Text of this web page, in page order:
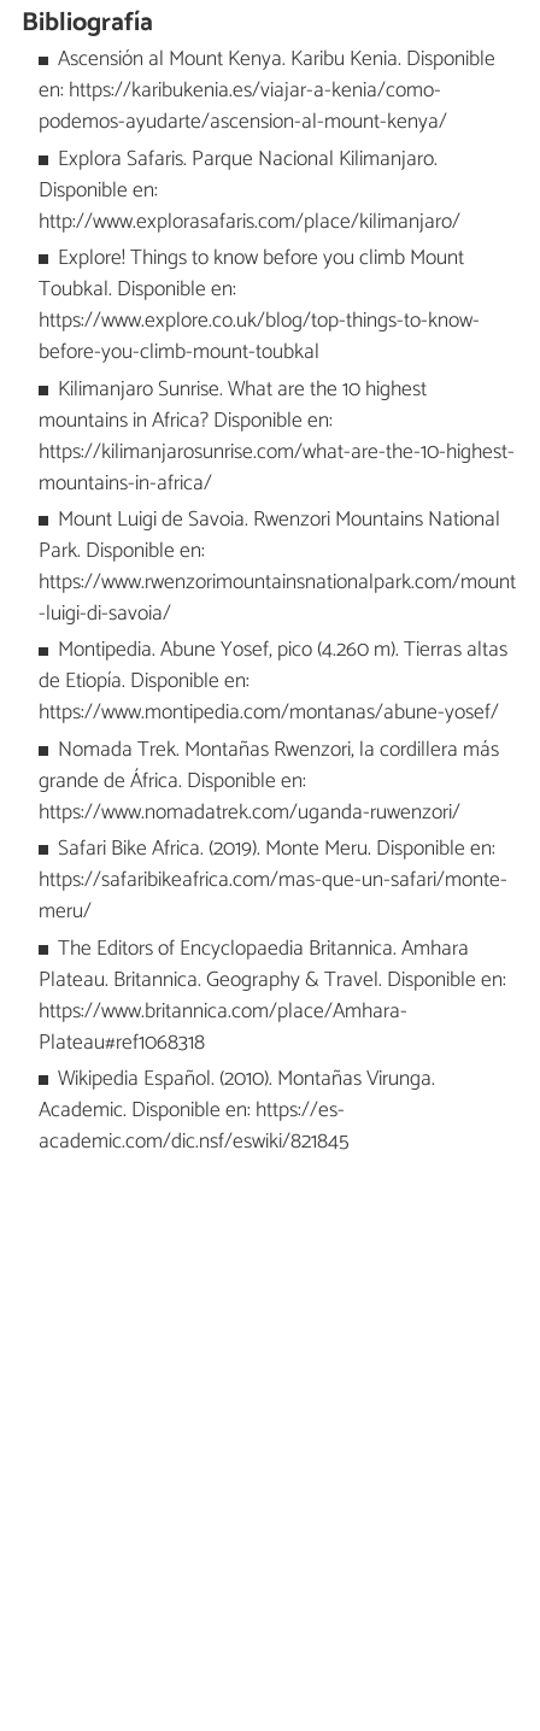
Bibliografía
Ascensión al Mount Kenya. Karibu Kenia. Disponible
en: https://karibukenia.es/viajar-a-kenia/como-
podemos-ayudarte/ascension-al-mount-kenya/
Explora Safaris. Parque Nacional Kilimanjaro.
Disponible en:
http://www.explorasafaris.com/place/kilimanjaro/
Explore! Things to know before you climb Mount
Toubkal. Disponible en:
https://www.explore.co.uk/blog/top-things-to-know-
before-you-climb-mount-toubkal
Kilimanjaro Sunrise. What are the 10 highest
mountains in Africa? Disponible en:
https://kilimanjarosunrise.com/what-are-the-10-highest-
mountains-in-africa/
Mount Luigi de Savoia. Rwenzori Mountains National
Park. Disponible en:
https://www.rwenzorimountainsnationalpark.com/mount
-luigi-di-savoia/
Montipedia. Abune Yosef, pico (4.260 m). Tierras altas
de Etiopía. Disponible en:
https://www.montipedia.com/montanas/abune-yosef/
Nomada Trek. Montañas Rwenzori, la cordillera más
grande de África. Disponible en:
https://www.nomadatrek.com/uganda-ruwenzori/
Safari Bike Africa. (2019). Monte Meru. Disponible en:
https://safaribikeafrica.com/mas-que-un-safari/monte-
meru/
The Editors of Encyclopaedia Britannica. Amhara
Plateau. Britannica. Geography & Travel. Disponible en:
https://www.britannica.com/place/Amhara-
Plateau#ref1068318
Wikipedia Español. (2010). Montañas Virunga.
Academic. Disponible en: https://es-
academic.com/dic.nsf/eswiki/821845